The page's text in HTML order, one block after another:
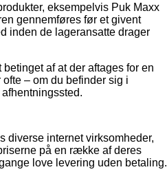
eksempelvis Puk Maxx
gennemføres før et givent
inden de lageransatte drager
af at der aftages for en
– om du befinder sig i
diverse internet virksomheder,
på en række af deres
love levering uden betaling.